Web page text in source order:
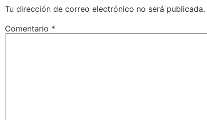
Tu dirección de correo electrónico no será publicada.
Comentario *